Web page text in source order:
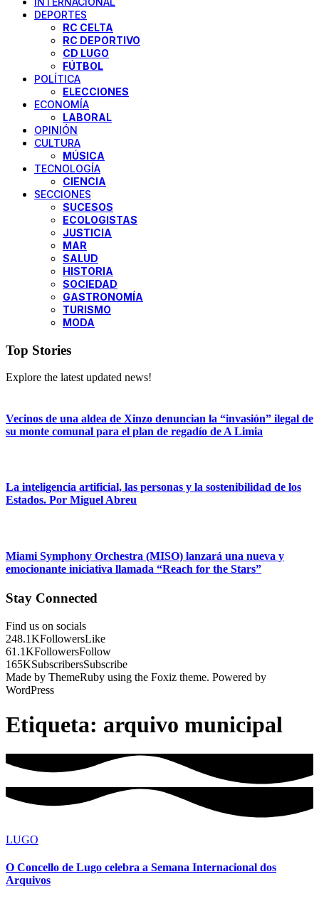
DEPORTES
RC CELTA
RC DEPORTIVO
CD LUGO
FÚTBOL
POLÍTICA
ELECCIONES
ECONOMÍA
LABORAL
OPINIÓN
CULTURA
MÚSICA
TECNOLOGÍA
CIENCIA
SECCIONES
SUCESOS
ECOLOGISTAS
JUSTICIA
MAR
SALUD
HISTORIA
SOCIEDAD
GASTRONOMÍA
TURISMO
MODA
Top Stories
Explore the latest updated news!
Vecinos de una aldea de Xinzo denuncian la “invasión” ilegal de
su monte comunal para el plan de regadío de A Limia
La inteligencia artificial, las personas y la sostenibilidad de los
Estados. Por Miguel Abreu
Miami Symphony Orchestra (MISO) lanzará una nueva y
emocionante iniciativa llamada “Reach for the Stars”
Stay Connected
Find us on socials
248.1KFollowersLike
61.1KFollowersFollow
165KSubscribersSubscribe
Made by ThemeRuby using the Foxiz theme. Powered by
WordPress
Etiqueta: arquivo municipal
LUGO
O Concello de Lugo celebra a Semana Internacional dos
Arquivos